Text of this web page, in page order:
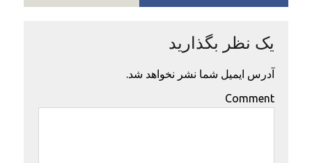
یک نظر بگذارید
آدرس ایمیل شما نشر نخواهد شد.
Comment